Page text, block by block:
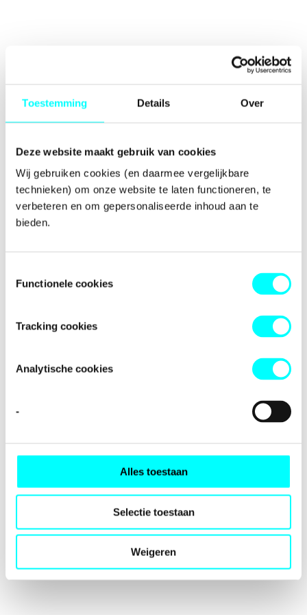
Toestemming Details Over
Deze website maakt gebruik van cookies
Wij gebruiken cookies (en daarmee vergelijkbare
technieken) om onze website te laten functioneren, te
verbeteren en om gepersonaliseerde inhoud aan te
bieden.
Functionele cookies
Tracking cookies
Analytische cookies
-
Alles toestaan
Selectie toestaan
Weigeren
-side exception has occurred while
browser consolefor